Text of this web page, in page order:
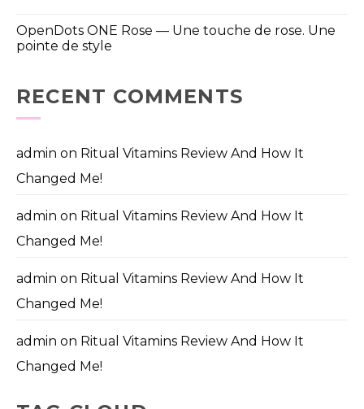
OpenDots ONE Rose — Une touche de rose. Une
pointe de style
RECENT COMMENTS
admin on Ritual Vitamins Review And How It
Changed Me!
admin on Ritual Vitamins Review And How It
Changed Me!
admin on Ritual Vitamins Review And How It
Changed Me!
admin on Ritual Vitamins Review And How It
Changed Me!